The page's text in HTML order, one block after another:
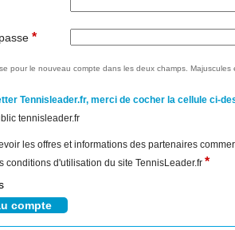
*
pour le nouveau compte dans les deux champs. Majuscules
Tennisleader.fr, merci de cocher la cellule ci-
tennisleader.fr
les offres et informations des partenaires
conditions d'utilisation du site TennisLeader.fr *